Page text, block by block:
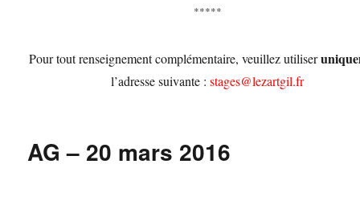
*****
Pour tout renseignement complémentaire, veuillez utiliser
l’adresse suivante : stages@lezartgil.fr
AG – 20 mars 2016